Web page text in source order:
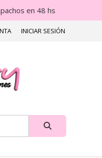
en 48 hs
INICIAR SESIÓN